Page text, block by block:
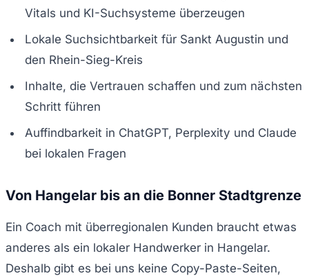
Vitals und KI-Suchsysteme überzeugen
Lokale Suchsichtbarkeit für Sankt Augustin und
den Rhein-Sieg-Kreis
Inhalte, die Vertrauen schaffen und zum nächsten
Schritt führen
Auffindbarkeit in ChatGPT, Perplexity und Claude
bei lokalen Fragen
Von Hangelar bis an die Bonner Stadtgrenze
Ein Coach mit überregionalen Kunden braucht etwas
anderes als ein lokaler Handwerker in Hangelar.
Deshalb gibt es bei uns keine Copy-Paste-Seiten,